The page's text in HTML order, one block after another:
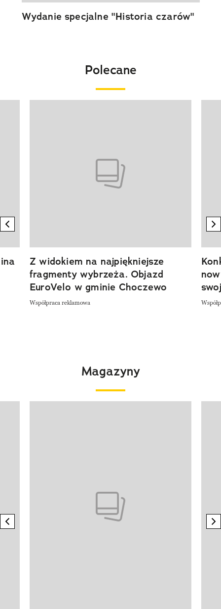
Wydanie specjalne "Historia czarów"
Polecane
previous element
Z widokiem na najpiękniejsze
fragmenty wybrzeża. Objazd
EuroVelo w gminie Choczewo
Współpraca reklamowa
Magazyny
previous element